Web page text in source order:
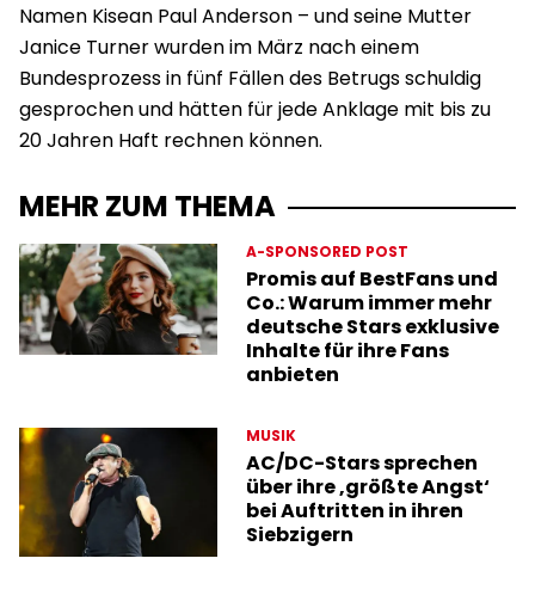
Namen Kisean Paul Anderson – und seine Mutter
Janice Turner wurden im März nach einem
Bundesprozess in fünf Fällen des Betrugs schuldig
gesprochen und hätten für jede Anklage mit bis zu
20 Jahren Haft rechnen können.
MEHR ZUM THEMA
A-SPONSORED POST
Promis auf BestFans und
Co.: Warum immer mehr
deutsche Stars exklusive
Inhalte für ihre Fans
anbieten
MUSIK
AC/DC-Stars sprechen
über ihre ‚größte Angst‘
bei Auftritten in ihren
Siebzigern